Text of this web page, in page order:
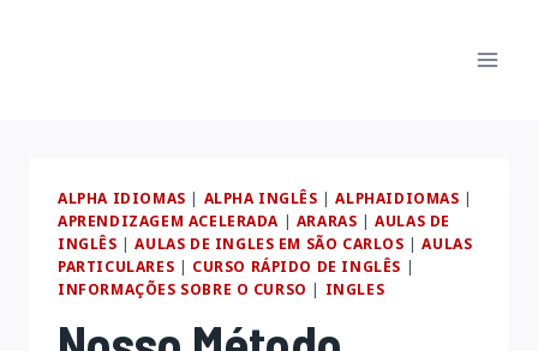
ALPHA IDIOMAS | ALPHA INGLÊS |ALPHAIDIOMAS |
APRENDIZAGEM ACELERADA | ARARAS |AULAS DE
INGLÊS |AULAS DE INGLES EM SÃO CARLOS |AULAS
PARTICULARES | CURSO RÁPIDO DE INGLÊS |
INFORMAÇÕES SOBRE O CURSO | INGLES